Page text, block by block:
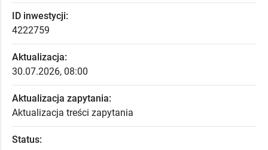
ID inwestycji:
4222759
Aktualizacja:
30.07.2026, 08:00
Aktualizacja zapytania:
Aktualizacja treści zapytania
Status: